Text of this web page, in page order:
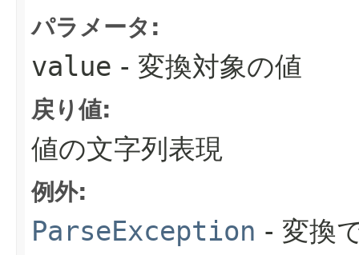
パラメータ:
value - 変換対象の値
戻り値:
値の文字列表現
例外:
ParseException - 変換